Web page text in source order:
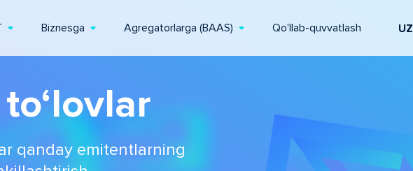
Biznesga Agregatorlarga (BAAS) Qo'llab-quvvatlash UZ
qanday emitentlarning